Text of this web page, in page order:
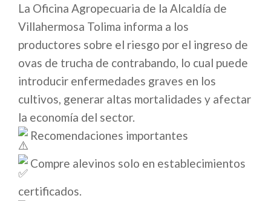
La Oficina Agropecuaria de la Alcaldía de
Villahermosa Tolima informa a los
productores sobre el riesgo por el ingreso de
ovas de trucha de contrabando, lo cual puede
introducir enfermedades graves en los
cultivos, generar altas mortalidades y afectar
la economía del sector.
Recomendaciones importantes
Compre alevinos solo en establecimientos
certificados.